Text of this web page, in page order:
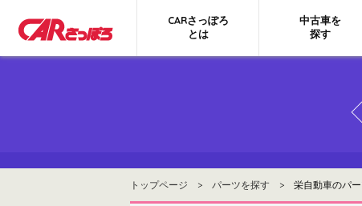
CARさっぽろ
とは
中古車を
探す
トップページ > パーツを探す > 栄自動車のパー